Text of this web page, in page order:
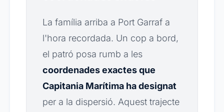
La família arriba a Port Garraf a
l'hora recordada. Un cop a bord,
el patró posa rumb a les
coordenades exactes que
Capitania Marítima ha designat
per a la dispersió. Aquest trajecte